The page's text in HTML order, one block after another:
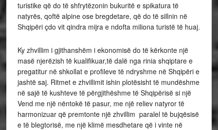
turistike që do të shfrytëzonin bukuritë e spikatura të
natyrës, qoftë alpine ose bregdetare, që do të sillnin në
Shqipëri çdo vit qindra mijra e ndofta miliona turistë të huaj.
Ky zhvillim i gjithanshëm i ekonomisë do të kërkonte një
masë njerëzish të kualifikuar,të dalë nga rinia shqiptare e
pregatitur në shkollat e profileve të ndryshme në Shqipëri e
jashtë saj. Ritmet e zhvillimit ishin plotësisht të mundëshme
në sajë të kushteve të përgjithëshme të Shqipërisë si një
Vend me një nëntokë të pasur, me një reliev natyror të
harmonizuar që premtonte një zhvillim paralel të bujqësisë
e të blegtorisë, me një klimë mesdhetare që i vinte në